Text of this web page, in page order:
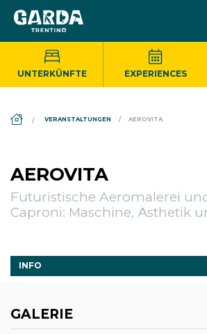
UNTERKÜNFTE EXPERIENCES
VERANSTALTUNGEN AEROVITA
AEROVITA
Futuristische Aeromalerei
Caproni: Maschine, Ästhetik
INFO
GALERIE